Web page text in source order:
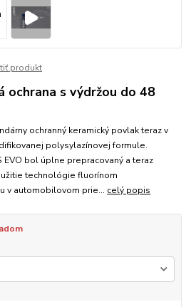
produkt
ochrana s výdržou do 48
ochranný keramický povlak teraz v
polysylazínovej formule.
EVO bol úplne prepracovaný a teraz
technológie fluorínom
v automobilovom prie... celý popis